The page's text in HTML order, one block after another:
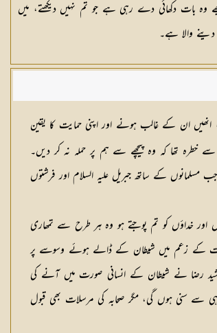
وہ بات دکھائی دے رہی ہے جو تم نہیں دیکھتے، میں
والا ہے۔
ان کے غالب ہونے اور اپنی حمایت کا یقین
خطرہ تھا کہ وہ پیچھے سے ہم پر حملہ نہ کر دیں۔
کے ساتھ جبریل علیہ السلام اور فرشتوں
اور خداؤں کو تم پوجتے ہو وہ ہر طرح سے تمھاری
قوت کے زعم میں شیطان کے ڈالے ہوئے وسوسے پر
رضا نے شیطان کے انسانی صورت میں آنے کی
سنی ہوں گی، مگر صحابہ کی مرسلات بھی قبول